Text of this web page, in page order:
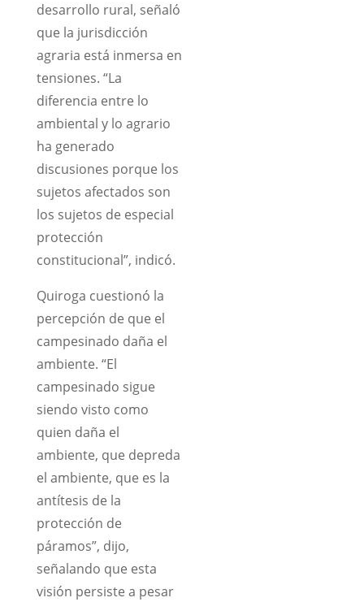
desarrollo rural, señaló
que la jurisdicción
agraria está inmersa en
tensiones. “La
diferencia entre lo
ambiental y lo agrario
ha generado
discusiones porque los
sujetos afectados son
los sujetos de especial
protección
constitucional”, indicó.
Quiroga cuestionó la
percepción de que el
campesinado daña el
ambiente. “El
campesinado sigue
siendo visto como
quien daña el
ambiente, que depreda
el ambiente, que es la
antítesis de la
protección de
páramos”, dijo,
señalando que esta
visión persiste a pesar